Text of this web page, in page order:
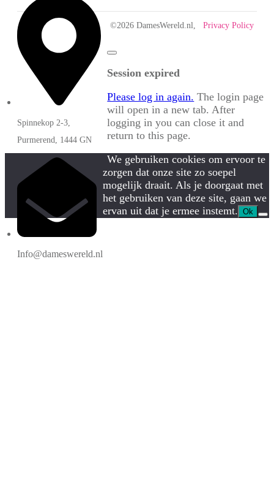
Spinnekop 2-3,
Purmerend, 1444 GN
Info@dameswereld.nl
©2026 DamesWereld.nl,Privacy Policy
Close
Session expired
Please log in again. The login page
will open in a new tab. After
logging in you can close it and
return to this page.
We gebruiken cookies om ervoor te
zorgen dat onze site zo soepel
mogelijk draait. Als je doorgaat met
het gebruiken van deze site, gaan we
ervan uit dat je ermee instemt. Ok